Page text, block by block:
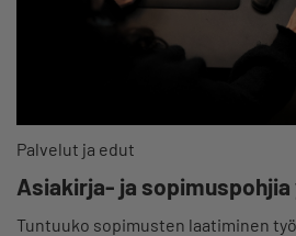
Palvelut ja edut
Asiakirja- ja
Tuntuuko sopimusten laatiminen